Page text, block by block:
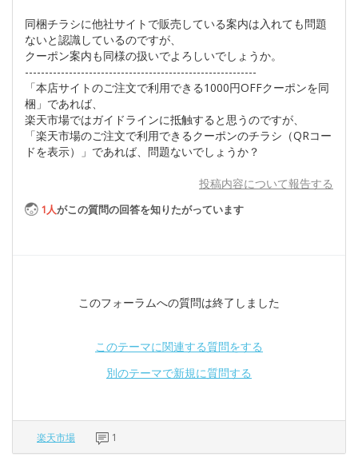
同梱チラシに他社サイトで販売している案内は入れても問題
ないと認識しているのですが、
クーポン案内も同様の扱いでよろしいでしょうか。
----------------------------------------------------------
「本店サイトのご注文で利用できる1000円OFFクーポンを同
梱」であれば、
楽天市場ではガイドラインに抵触すると思うのですが、
「楽天市場のご注文で利用できるクーポンのチラシ（QRコー
ドを表示）」であれば、問題ないでしょうか？
投稿内容について報告する
1人がこの質問の回答を知りたがっています
このフォーラムへの質問は終了しました
このテーマに関連する質問をする
別のテーマで新規に質問する
楽天市場 1